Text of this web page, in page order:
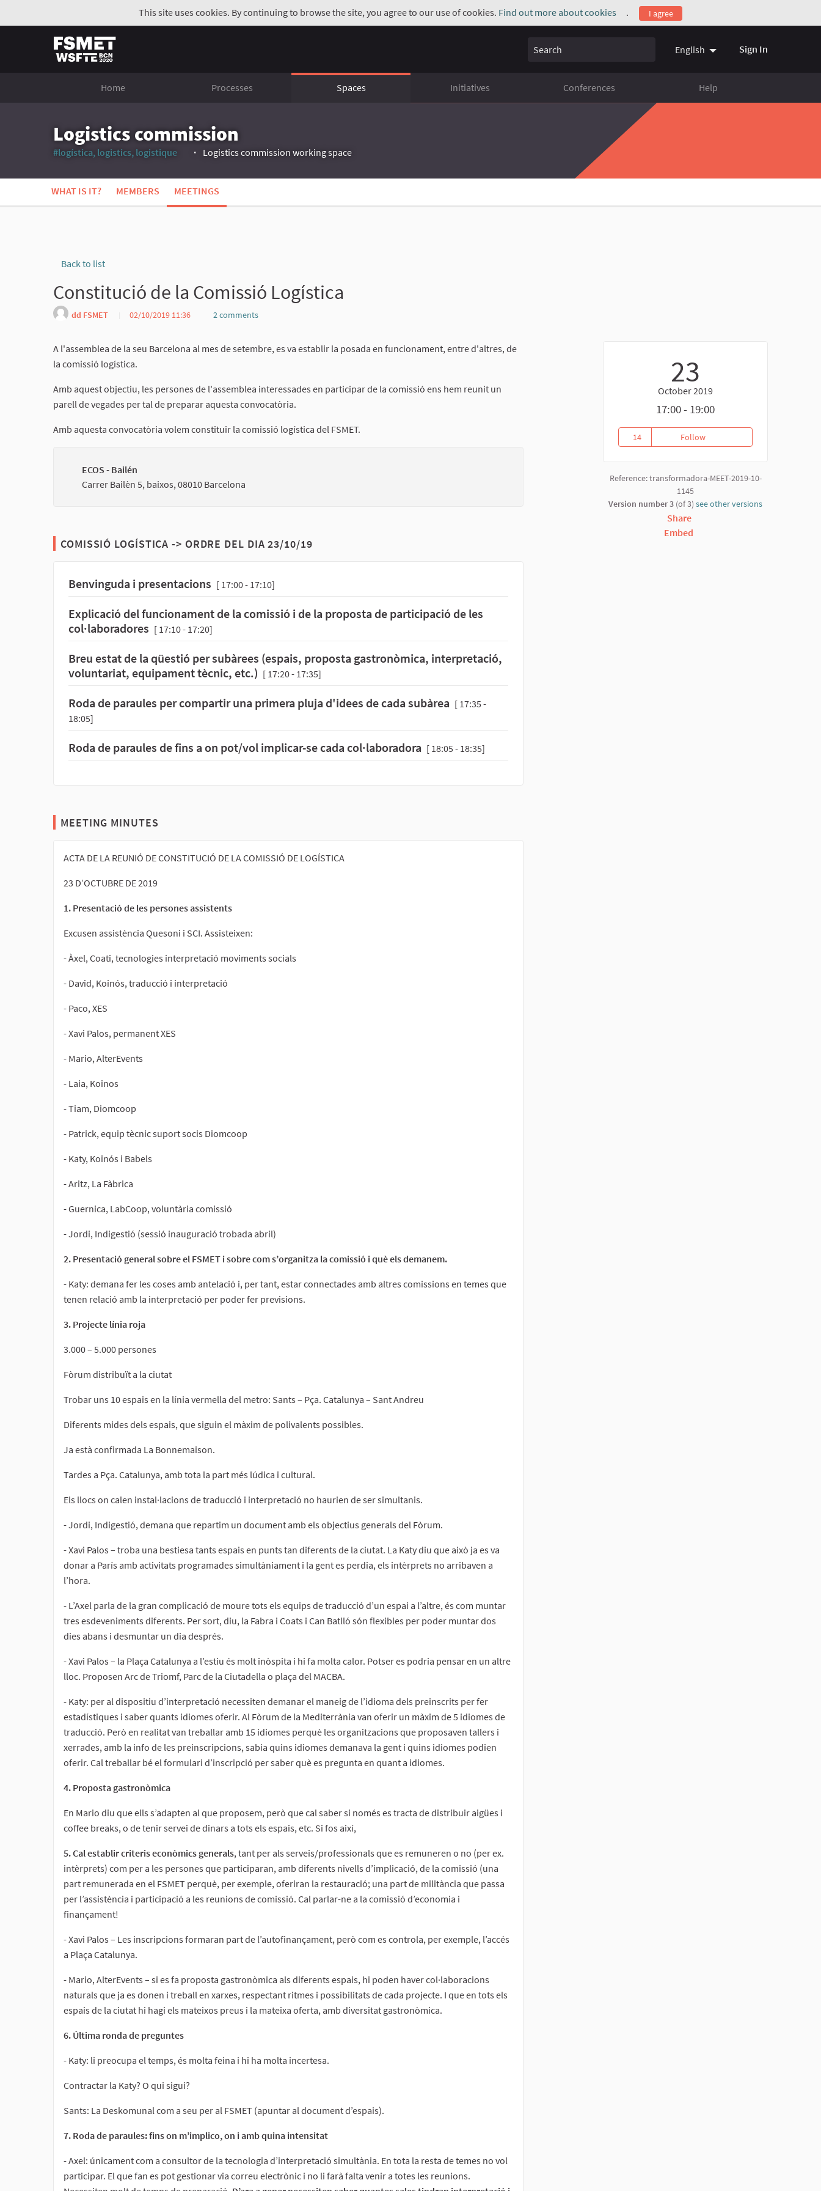
This site uses cookies. By continuing to browse the site, you agree to our use of cookies. Find out more about cookies
(External link)
. I agree
Search English Sign In
Home Processes Spaces Initiatives Conferences Help
Logistics commission
#logística, logistics, logistique
Logistics commission working space
WHAT IS IT? MEMBERS MEETINGS
Back to list
Constitució de la Comissió Logística
dd FSMET 02/10/2019 11:36 2 comments
23
October 2019
17:00 - 19:00
14
14 followers
FollowConstitució de la Comissió
Reference: transformadora-MEET-2019-10-
1145
Version number 3 (of 3) see other versions
Share
Embed
A l'assemblea de la seu Barcelona al mes de setembre, es va establir la posada en funcionament, entre d'altres, de
la comissió logística.
Amb aquest objectiu, les persones de l'assemblea interessades en participar de la comissió ens hem reunit un
parell de vegades per tal de preparar aquesta convocatòria.
Amb aquesta convocatòria volem constituir la comissió logística del FSMET.
ECOS - Bailén
Carrer Bailèn 5, baixos, 08010 Barcelona
COMISSIÓ LOGÍSTICA -> ORDRE DEL DIA 23/10/19
Benvinguda i presentacions [ 17:00 - 17:10]
Explicació del funcionament de la comissió i de la proposta de participació de les
col·laboradores [ 17:10 - 17:20]
Breu estat de la qüestió per subàrees (espais, proposta gastronòmica, interpretació,
voluntariat, equipament tècnic, etc.) [ 17:20 - 17:35]
Roda de paraules per compartir una primera pluja d'idees de cada subàrea [ 17:35 -
18:05]
Roda de paraules de fins a on pot/vol implicar-se cada col·laboradora [ 18:05 - 18:35]
MEETING MINUTES
ACTA DE LA REUNIÓ DE CONSTITUCIÓ DE LA COMISSIÓ DE LOGÍSTICA
23 D’OCTUBRE DE 2019
1. Presentació de les persones assistents
Excusen assistència Quesoni i SCI. Assisteixen:
- Àxel, Coati, tecnologies interpretació moviments socials
- David, Koinós, traducció i interpretació
- Paco, XES
- Xavi Palos, permanent XES
- Mario, AlterEvents
- Laia, Koinos
- Tiam, Diomcoop
- Patrick, equip tècnic suport socis Diomcoop
- Katy, Koinós i Babels
- Aritz, La Fàbrica
- Guernica, LabCoop, voluntària comissió
- Jordi, Indigestió (sessió inauguració trobada abril)
2. Presentació general sobre el FSMET i sobre com s’organitza la comissió i què els demanem.
- Katy: demana fer les coses amb antelació i, per tant, estar connectades amb altres comissions en temes que
tenen relació amb la interpretació per poder fer previsions.
3. Projecte línia roja
3.000 – 5.000 persones
Fòrum distribuït a la ciutat
Trobar uns 10 espais en la línia vermella del metro: Sants – Pça. Catalunya – Sant Andreu
Diferents mides dels espais, que siguin el màxim de polivalents possibles.
Ja està confirmada La Bonnemaison.
Tardes a Pça. Catalunya, amb tota la part més lúdica i cultural.
Els llocs on calen instal·lacions de traducció i interpretació no haurien de ser simultanis.
- Jordi, Indigestió, demana que repartim un document amb els objectius generals del Fòrum.
- Xavi Palos – troba una bestiesa tants espais en punts tan diferents de la ciutat. La Katy diu que això ja es va
donar a París amb activitats programades simultàniament i la gent es perdia, els intèrprets no arribaven a
l’hora.
- L’Axel parla de la gran complicació de moure tots els equips de traducció d’un espai a l’altre, és com muntar
tres esdeveniments diferents. Per sort, diu, la Fabra i Coats i Can Batlló són flexibles per poder muntar dos
dies abans i desmuntar un dia després.
- Xavi Palos – la Plaça Catalunya a l’estiu és molt inòspita i hi fa molta calor. Potser es podria pensar en un altre
lloc. Proposen Arc de Triomf, Parc de la Ciutadella o plaça del MACBA.
- Katy: per al dispositiu d’interpretació necessiten demanar el maneig de l’idioma dels preinscrits per fer
estadístiques i saber quants idiomes oferir. Al Fòrum de la Mediterrània van oferir un màxim de 5 idiomes de
traducció. Però en realitat van treballar amb 15 idiomes perquè les organitzacions que proposaven tallers i
xerrades, amb la info de les preinscripcions, sabia quins idiomes demanava la gent i quins idiomes podien
oferir. Cal treballar bé el formulari d’inscripció per saber què es pregunta en quant a idiomes.
4. Proposta gastronòmica
En Mario diu que ells s’adapten al que proposem, però que cal saber si només es tracta de distribuir aigües i
coffee breaks, o de tenir servei de dinars a tots els espais, etc. Si fos així,
5. Cal establir criteris econòmics generals, tant per als serveis/professionals que es remuneren o no (per ex.
intèrprets) com per a les persones que participaran, amb diferents nivells d’implicació, de la comissió (una
part remunerada en el FSMET perquè, per exemple, oferiran la restauració; una part de militància que passa
per l’assistència i participació a les reunions de comissió. Cal parlar-ne a la comissió d’economia i
finançament!
- Xavi Palos – Les inscripcions formaran part de l’autofinançament, però com es controla, per exemple, l’accés
a Plaça Catalunya.
- Mario, AlterEvents – si es fa proposta gastronòmica als diferents espais, hi poden haver col·laboracions
naturals que ja es donen i treball en xarxes, respectant ritmes i possibilitats de cada projecte. I que en tots els
espais de la ciutat hi hagi els mateixos preus i la mateixa oferta, amb diversitat gastronòmica.
6. Última ronda de preguntes
- Katy: li preocupa el temps, és molta feina i hi ha molta incertesa.
Contractar la Katy? O qui sigui?
Sants: La Deskomunal com a seu per al FSMET (apuntar al document d’espais).
7. Roda de paraules: fins on m’implico, on i amb quina intensitat
- Axel: únicament com a consultor de la tecnologia d’interpretació simultània. En tota la resta de temes no vol
participar. El que fan es pot gestionar via correu electrònic i no li farà falta venir a totes les reunions.